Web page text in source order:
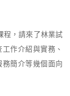
，請來了林業試
作介紹與實務、
簡介等幾個面向